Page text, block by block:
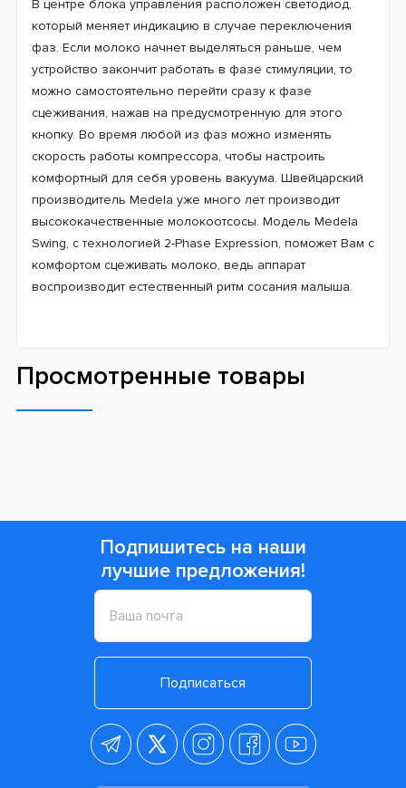
В центре блока управления расположен светодиод,
который меняет индикацию в случае переключения
фаз. Если молоко начнет выделяться раньше, чем
устройство закончит работать в фазе стимуляции, то
можно самостоятельно перейти сразу к фазе
сцеживания, нажав на предусмотренную для этого
кнопку. Во время любой из фаз можно изменять
скорость работы компрессора, чтобы настроить
комфортный для себя уровень вакуума. Швейцарский
производитель Medela уже много лет производит
высококачественные молокоотсосы. Модель Medela
Swing, с технологией 2-Phase Expression, поможет Вам с
комфортом сцеживать молоко, ведь аппарат
воспроизводит естественный ритм сосания малыша.
Просмотренные товары
Подпишитесь на наши
лучшие предложения!
Подписаться